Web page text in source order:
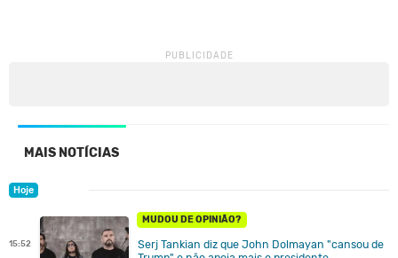
MAIS NOTÍCIAS
Hoje
15:52
MUDOU DE OPINIÃO?
Serj Tankian diz que John Dolmayan "cansou de